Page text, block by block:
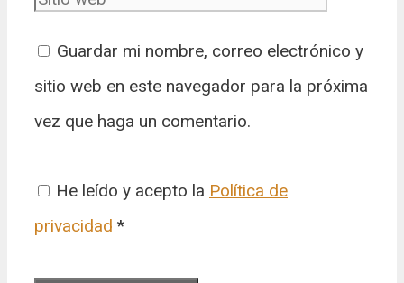
Guardar mi nombre, correo electrónico y
sitio web en este navegador para la próxima
vez que haga un comentario.
He leído y acepto la Política de
privacidad *